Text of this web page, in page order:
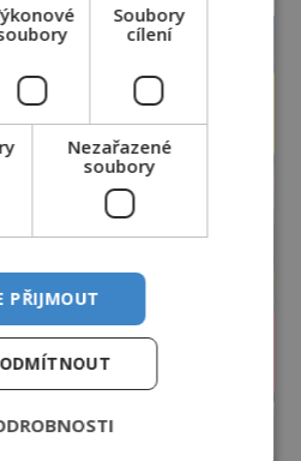
středověké Anglie a ani
není
Soubory
cílení
Nezařazené
soubory
PŘIJMOUT